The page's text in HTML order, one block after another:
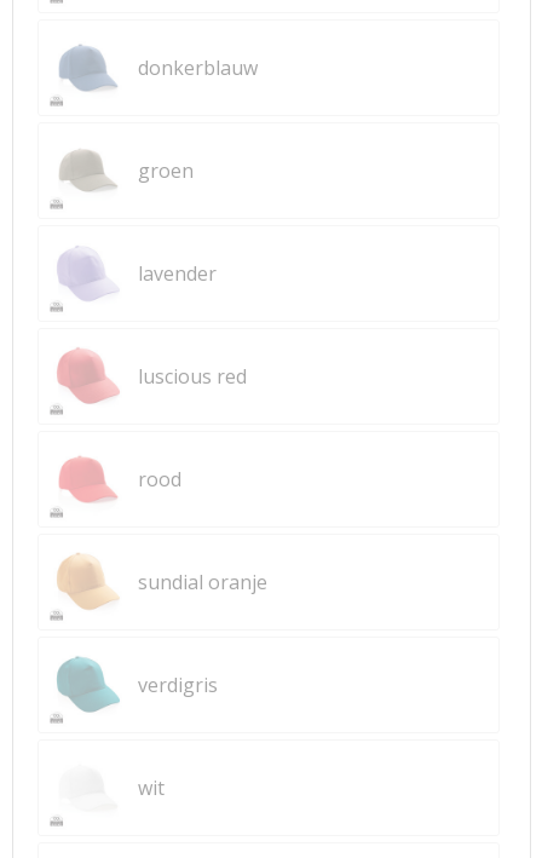
donkerblauw
groen
lavender
luscious red
rood
sundial oranje
verdigris
wit